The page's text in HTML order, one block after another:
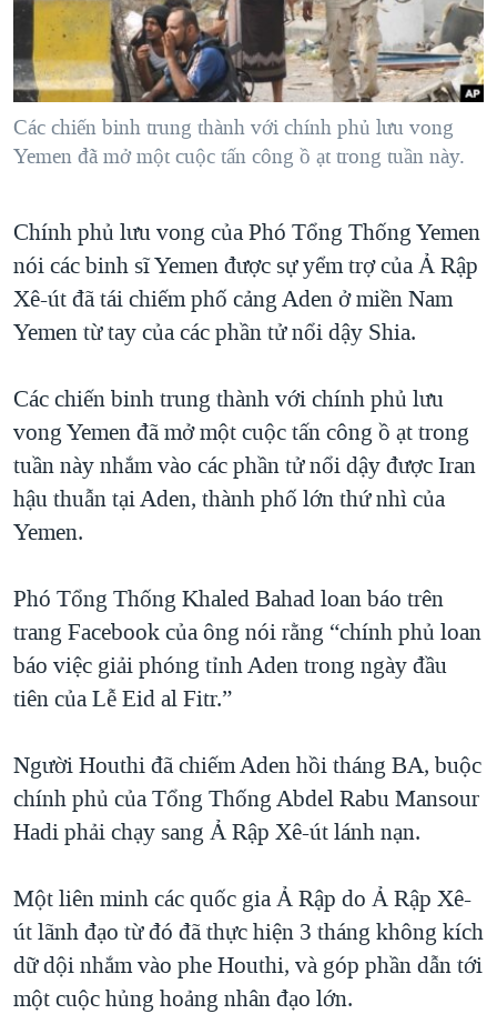
"Tìm"NGƯỜI VIỆT HẢI NGOẠI
ĐỜI SỐNG
KINH TẾ
VĂN HOÁ
THỂ THAO
GIÁO DỤC
TẠI
HÀNH TRÌNH BẦU CỬ 2024
MỘT NĂM CHIẾN TRANH TẠI DẢI GAZA
GIẢI MÃ VÀNH ĐAI & CON ĐƯỜNG
NGÀY TỊ NẠN THẾ GIỚI
GROUND ZERO – XƯA VÀ NAY
CHI PHÍ CHIẾN TRANH AFGHANISTAN
CÁC GIÁ TRỊ CỘNG HÒA Ở VIỆT NAM
TRỊNH VĨNH BÌNH VS. CHÍNH PHỦ VIỆT NAM
NGƯ DÂN VIỆT VÀ LÀN SÓNG TRỘM HẢI SÂM
BÊN KIA QUỐC LỘ: TIẾNG VỌNG TỪ NÔNG THÔN MỸ
QUAN HỆ VIỆT MỸ
VIDEO
NGHE
MẠNG XÃ HỘI
Ngôn ngữ khác
Các chiến binh trung thành với chính phủ lưu vong
Yemen đã mở một cuộc tấn công ồ ạt trong tuần này.
Chính phủ lưu vong của Phó Tổng Thống Yemen
nói các binh sĩ Yemen được sự yểm trợ của Ả Rập
Xê-út đã tái chiếm phố cảng Aden ở miền Nam
Yemen từ tay của các phần tử nổi dậy Shia.
Các chiến binh trung thành với chính phủ lưu
vong Yemen đã mở một cuộc tấn công ồ ạt trong
tuần này nhắm vào các phần tử nổi dậy được Iran
hậu thuẫn tại Aden, thành phố lớn thứ nhì của
Yemen.
Phó Tổng Thống Khaled Bahad loan báo trên
trang Facebook của ông nói rằng “chính phủ loan
báo việc giải phóng tỉnh Aden trong ngày đầu
tiên của Lễ Eid al Fitr.”
Người Houthi đã chiếm Aden hồi tháng BA, buộc
chính phủ của Tổng Thống Abdel Rabu Mansour
Hadi phải chạy sang Ả Rập Xê-út lánh nạn.
Một liên minh các quốc gia Ả Rập do Ả Rập Xê-
út lãnh đạo từ đó đã thực hiện 3 tháng không kích
dữ dội nhắm vào phe Houthi, và góp phần dẫn tới
một cuộc hủng hoảng nhân đạo lớn.